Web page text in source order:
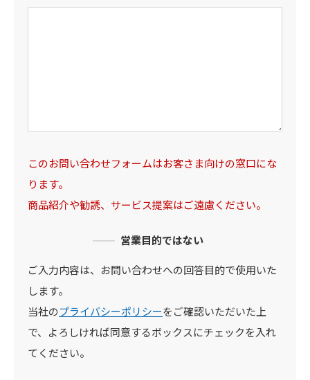
このお問い合わせフォームはお客さま向けの窓口にな
ります。
商品紹介や勧誘、サービス提案はご遠慮ください。
営業目的ではない
ご入力内容は、お問い合わせへの回答目的で使用いた
します。
当社のプライバシーポリシーをご確認いただいた上
で、よろしければ同意するボックスにチェックを入れ
てください。